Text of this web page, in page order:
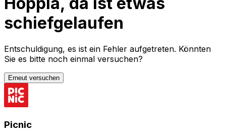
schiefgelaufen
Entschuldigung, es ist ein Fehler aufgetreten. Könnten
Sie es bitte noch einmal versuchen?
Erneut versuchen
Picnic